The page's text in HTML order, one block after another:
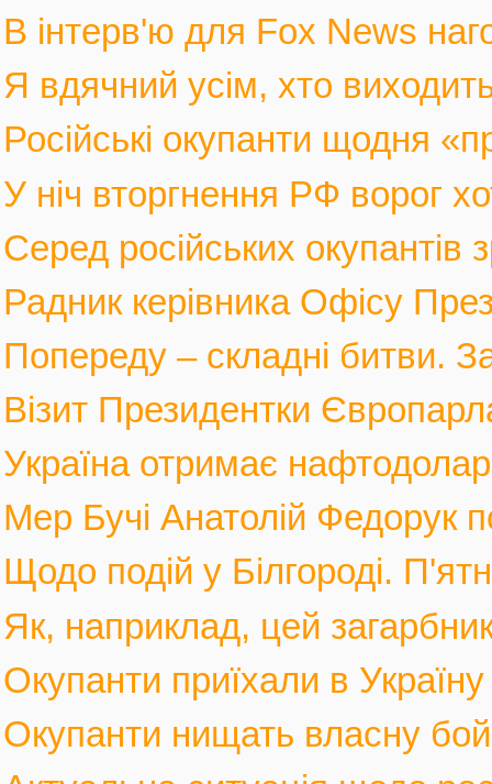
В інтерв'ю для Fox News
Я вдячний усім, хто
Російські окупанти щодня
У ніч вторгнення РФ ворог
Серед російських
Радник керівника Офісу
Попереду – складні битви.
Візит Президентки
Україна отримає
Мер Бучі Анатолій Федорук
Щодо подій у Білгороді.
Як, наприклад, цей
Окупанти приїхали в
Окупанти нищать власну